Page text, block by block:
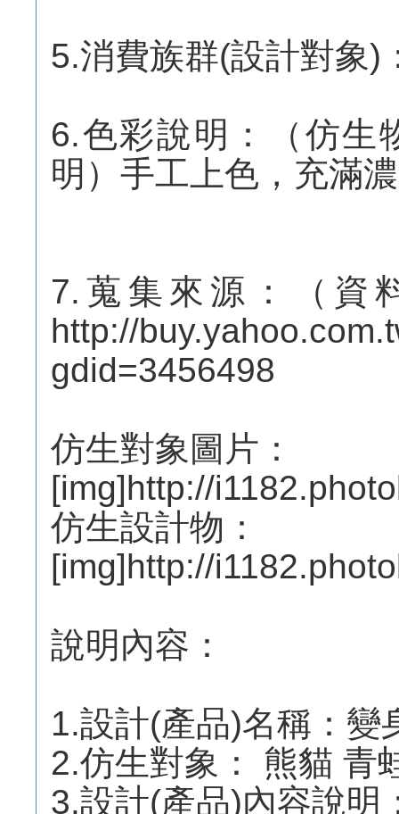
5.消費族群(設計對象)
6.色彩說明：（仿生
明）手工上色，充滿
7.蒐集來源：（資
http://
gdid=3456498
仿生對象圖片：
[img]http://
仿生設計物：
[img]http://
說明內容：
1.設計(產品)名稱：變
2.仿生對象： 熊貓 青
3.設計(產品)內容說明